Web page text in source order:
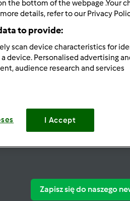
Odpowiedzi
Zapisz się do naszego
the bottom of the webpage .Your
details, refer to our Privacy
to provide:
scan device characteristics for
device. Personalised advertising
audience research and services
I Accept